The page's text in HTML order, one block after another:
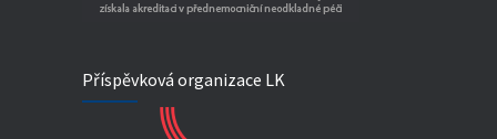
Příspěvková organizace LK